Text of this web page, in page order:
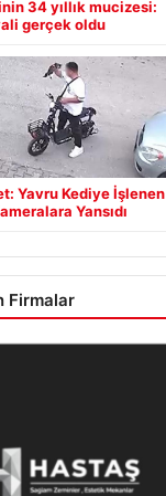
34 yıllık mucizesi:
gerçek oldu
Yavru Kediye İşlenen
Yansıdı
Firmalar